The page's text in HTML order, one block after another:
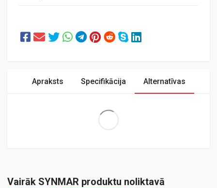
Apraksts Specifikācija Alternatīvas
Vairāk SYNMAR produktu noliktavā